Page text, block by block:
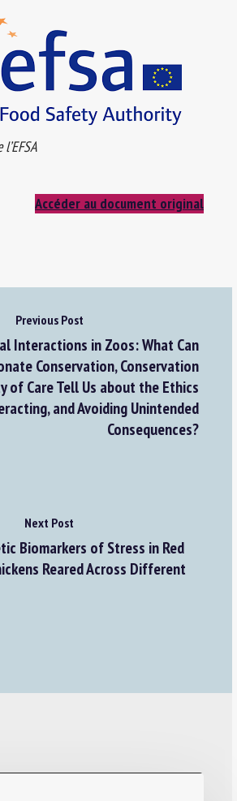
Accéder au document original
Previous Post
Interactions in Zoos: What Can
Conservation, Conservation
of Care Tell Us about the Ethics
and Avoiding Unintended
Consequences?
Next Post
Biomarkers of Stress in Red
Reared Across Different